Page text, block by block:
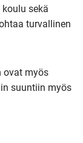
sekä
turvallinen
ovat myös
suuntiin myös